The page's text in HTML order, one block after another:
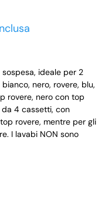
ideale per 2
nero, rovere, blu,
rovere, nero con top
4 cassetti, con
rovere, mentre per gli
I lavabi NON sono